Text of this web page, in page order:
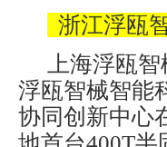
浙江浮瓯
上海浮瓯
浮瓯智械智能
协同创新中心